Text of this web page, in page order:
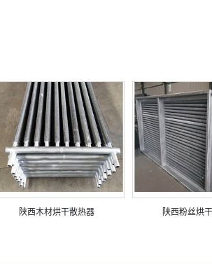
陕西木材烘干散热器 陕西粉丝烘